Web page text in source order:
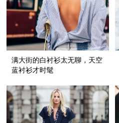
满大街的白衬衫太无聊，天空
蓝衬衫才时髦